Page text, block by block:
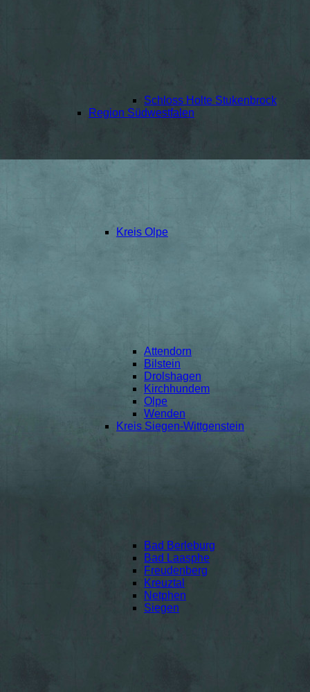
Schloss Holte Stukenbrock
Region Südwestfalen
Kreis Olpe
Attendorn
Bilstein
Drolshagen
Kirchhundem
Olpe
Wenden
Kreis Siegen-Wittgenstein
Bad Berleburg
Bad Laasphe
Freudenberg
Kreuztal
Netphen
Siegen